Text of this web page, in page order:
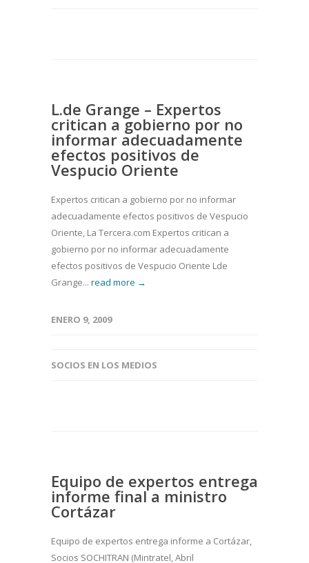
L.de Grange – Expertos
critican a gobierno por no
informar adecuadamente
efectos positivos de
Vespucio Oriente
Expertos critican a gobierno por no informar
adecuadamente efectos positivos de Vespucio
Oriente, La Tercera.com Expertos critican a
gobierno por no informar adecuadamente
efectos positivos de Vespucio Oriente Lde
Grange... read more →
ENERO 9, 2009
SOCIOS EN LOS MEDIOS
Equipo de expertos entrega
informe final a ministro
Cortázar
Equipo de expertos entrega informe a Cortázar,
Socios SOCHITRAN (Mintratel, Abril